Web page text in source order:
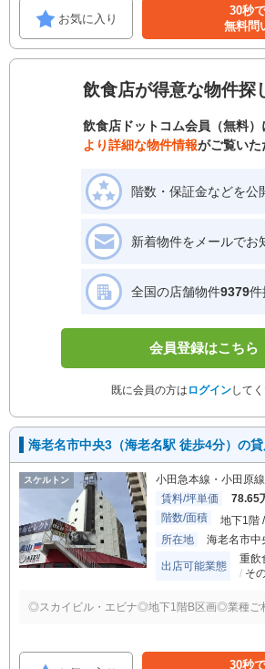
お気に入り
30秒
無料問
飲食店が得意な物件探
飲食店ドットコム会員（無料）
より詳細な物件情報がご覧いた
階数・保証金などを公
新着物件をメールでお
全国の店舗物件9379件
会員登録はこちら
既に会員の方は ログインして
海老名市中央3（海老名駅 徒歩4分）の
スケルトン 小田急本線・小田原線
賃料/坪単価
78.65
階数/面積
地下1階
所在地
海老名市中
出店可能業態
重飲
そ
◎スカイビル・エビナ◎地下1階B区画◎業種ご
30秒